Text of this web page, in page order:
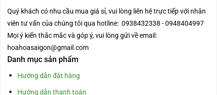
Quý khách có nhu cầu mua giá sỉ, vui lòng liên hệ trực tiếp với nhân
viên tư vấn của chúng tôi qua hotline: 0938432338 - 0948404997
Mọi ý kiến thắc mắc và góp ý, vui lòng gửi về email:
hoahoasaigon@gmail.com
Danh mục sản phẩm
Hướng dẫn đặt hàng
Hướng dẫn thanh toán